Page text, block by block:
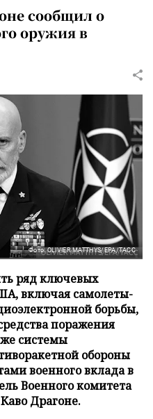
сообщил о
оружия в
Фото: OLIVIER MATTHYS/EPA/ТАСС
ряд ключевых
включая самолеты-
борьбы,
поражения
системы
обороны
военного вклада в
Военного комитета
Драгоне.